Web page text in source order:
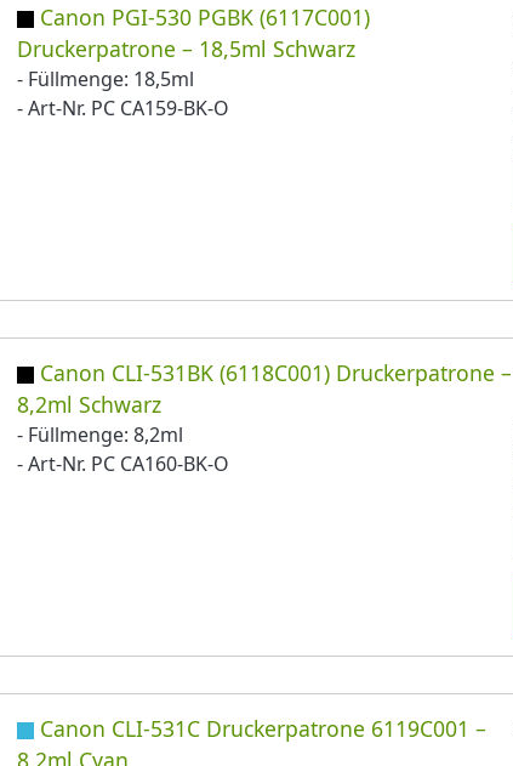
Canon PGI-530 PGBK (6117C001)
Druckerpatrone – 18,5ml Schwarz
- Füllmenge: 18,5ml
- Art-Nr. PC CA159-BK-O
Canon CLI-531BK (6118C001) Druckerpatrone –
8,2ml Schwarz
- Füllmenge: 8,2ml
- Art-Nr. PC CA160-BK-O
Canon CLI-531C Druckerpatrone 6119C001 –
8,2ml Cyan